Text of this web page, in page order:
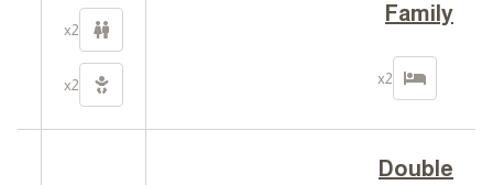
Family
x2
x2
x2
Double